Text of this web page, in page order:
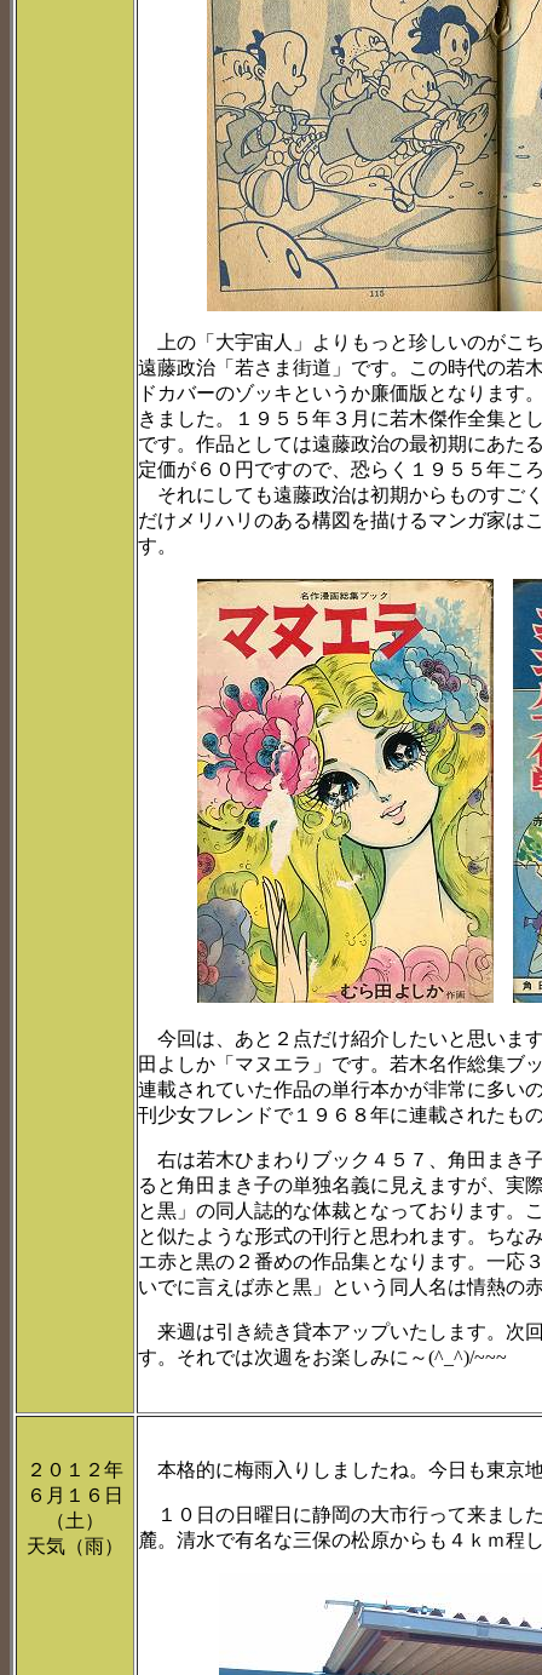
上の「大宇宙人」よりもっと珍しいのがこ
遠藤政治「若さま街道」です。この時代の若
ドカバーのゾッキというか廉価版となります
きました。１９５５年３月に若木傑作全集と
です。作品としては遠藤政治の最初期にあた
定価が６０円ですので、恐らく１９５５年こ
それにしても遠藤政治は初期からものすご
だけメリハリのある構図を描けるマンガ家は
す。
今回は、あと２点だけ紹介したいと思いま
田よしか「マヌエラ」です。若木名作総集ブ
連載されていた作品の単行本かが非常に多い
刊少女フレンドで１９６８年に連載されたも
右は若木ひまわりブック４５７、角田まき
ると角田まき子の単独名義に見えますが、実
と黒」の同人誌的な体裁となっております。
と似たような形式の刊行と思われます。ちな
エ赤と黒の２番めの作品集となります。一応
いでに言えば赤と黒」という同人名は情熱の
来週は引き続き貸本アップいたします。次
す。それでは次週をお楽しみに～(^_^)/~~~
２０１２年
６月１６日
（土）
天気（雨）
本格的に梅雨入りしましたね。今日も東京
１０日の日曜日に静岡の大市行って来まし
麓。清水で有名な三保の松原からも４ｋｍ程